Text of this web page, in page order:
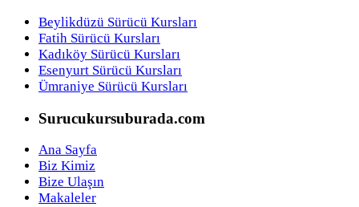
Beylikdüzü Sürücü Kursları
Fatih Sürücü Kursları
Kadıköy Sürücü Kursları
Esenyurt Sürücü Kursları
Ümraniye Sürücü Kursları
Surucukursuburada.com
Ana Sayfa
Biz Kimiz
Bize Ulaşın
Makaleler